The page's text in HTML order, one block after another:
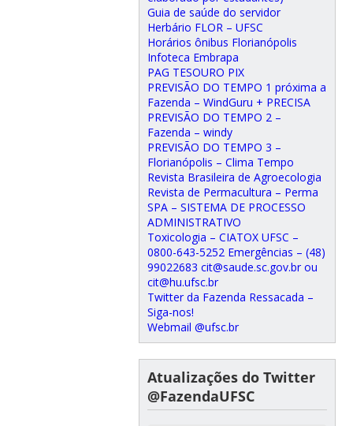
Guia de saúde do servidor
Herbário FLOR – UFSC
Horários ônibus Florianópolis
Infoteca Embrapa
PAG TESOURO PIX
PREVISÃO DO TEMPO 1 próxima a
Fazenda – WindGuru + PRECISA
PREVISÃO DO TEMPO 2 –
Fazenda – windy
PREVISÃO DO TEMPO 3 –
Florianópolis – Clima Tempo
Revista Brasileira de Agroecologia
Revista de Permacultura – Perma
SPA – SISTEMA DE PROCESSO
ADMINISTRATIVO
Toxicologia – CIATOX UFSC –
0800-643-5252 Emergências – (48)
99022683 cit@saude.sc.gov.br ou
cit@hu.ufsc.br
Twitter da Fazenda Ressacada –
Siga-nos!
Webmail @ufsc.br
Atualizações do Twitter
@FazendaUFSC